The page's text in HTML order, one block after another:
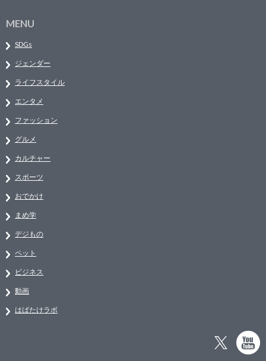
MENU
SDGs
ジェンダー
ライフスタイル
エンタメ
ファッション
グルメ
カルチャー
スポーツ
おでかけ
まめ学
デジもの
ペット
ビジネス
動画
はばたけラボ